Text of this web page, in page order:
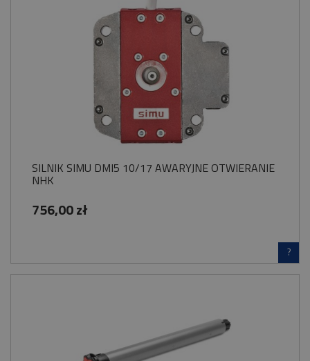
SILNIK SIMU DMI5 10/17 AWARYJNE OTWIERANIE
NHK
756,00 zł
?